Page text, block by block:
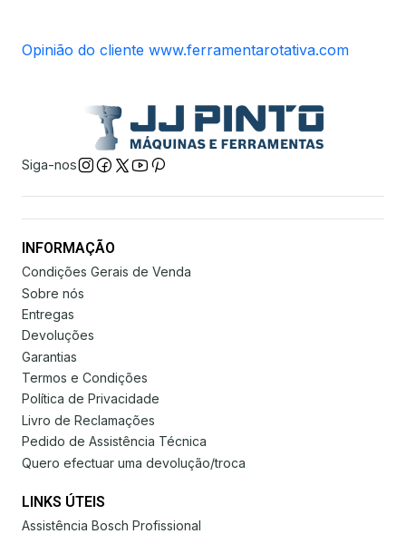
Opinião do cliente www.ferramentarotativa.com
Siga-nos
INFORMAÇÃO
Condições Gerais de Venda
Sobre nós
Entregas
Devoluções
Garantias
Termos e Condições
Política de Privacidade
Livro de Reclamações
Pedido de Assistência Técnica
Quero efectuar uma devolução/troca
LINKS ÚTEIS
Assistência Bosch Profissional